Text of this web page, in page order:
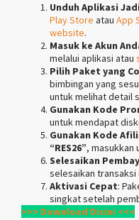
Unduh Aplikasi
Play Store atau App
website.
Masuk ke Akun
melalui aplikasi atau
Pilih Paket yang
bimbingan yang
untuk melihat detail
Gunakan Kode
untuk mendapat
Gunakan Kode
“RES26”, masukkan
Selesaikan
selesaikan transaksi
Aktivasi Cepat:
singkat setelah
>>> Download Disini <<<